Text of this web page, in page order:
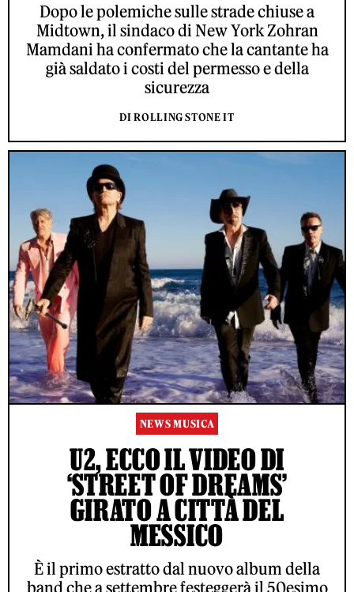
Dopo le polemiche sulle strade chiuse a
Midtown, il sindaco di New York Zohran
Mamdani ha confermato che la cantante ha
già saldato i costi del permesso e della
sicurezza
DI ROLLING STONE IT
NEWS MUSICA
U2, ECCO IL VIDEO DI
‘STREET OF DREAMS’
GIRATO A CITTÀ DEL
MESSICO
È il primo estratto dal nuovo album della
band che a settembre festeggerà il 50esimo